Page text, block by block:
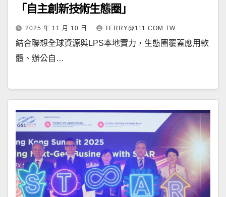
「自主創新技術生態圈」
2025 年 11 月 10 日 TERRY@111.COM.TW
結合聯想全球資源與LPS本地實力，生態圈覆蓋應用軟
體、辦公自…